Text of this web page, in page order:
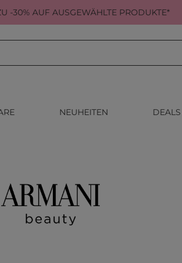
-30% AUF AUSGEWÄHLTE PRODUKTE*
NEUHEITEN DEALS